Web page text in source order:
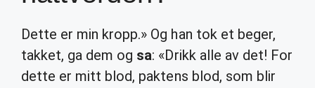
Dette er min kropp.» Og han tok et beger,
takket, ga dem og sa: «Drikk alle av det! For
dette er mitt blod, paktens blod, som blir